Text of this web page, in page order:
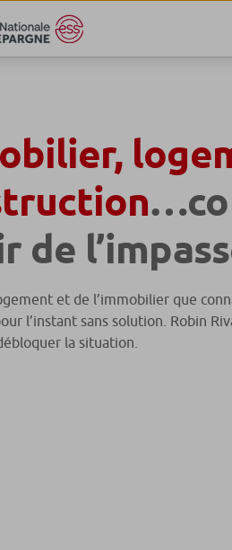
de
et de l’immobilier que
l’instant sans solution. Robin
la situation.